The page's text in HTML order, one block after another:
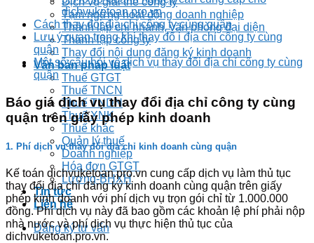
Tạm ngừng hoạt động doanh nghiệp
Thành lập chi nhánh, văn phòng đại diện
Thành lập công ty
Thay đổi nội dung đăng ký kinh doanh
Văn bản pháp luật
Thuế GTGT
Thuế TNCN
Thuế TNDN
Thuế XNK
Thuế khác
Quản lý thuế
Doanh nghiệp
Hóa đơn GTGT
Lương-BHXH
Tin tức
Liên hệ
Đăng ký tư vấn
dichvuketoan.pro.vn
Cách thay đổi địa chỉ công ty cùng quận
Lưu ý quan trọng khi thay đổ i địa chỉ công ty cùng
quận
Một số câu hỏi về dịch vụ thay đổi địa chỉ công ty cùng
quận
Báo giá dịch vụ thay đổi địa chỉ công ty cùng
quận trên giấy phép kinh doanh
1. Phí dịch vụ thay đổi địa chỉ kinh doanh cùng quận
Kế toán dichvuketoan.pro.vn cung cấp dịch vụ làm thủ tục
thay đổi địa chỉ đăng ký kinh doanh cùng quận trên giấy
phép kinh doanh với phí dịch vụ trọn gói chỉ từ 1.000.000
đồng. Phí dịch vụ này đã bao gồm các khoản lệ phí phải nộp
nhà nước và phí dịch vụ thực hiện thủ tục của
dichvuketoan.pro.vn.